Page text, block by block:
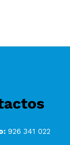
926 341 022